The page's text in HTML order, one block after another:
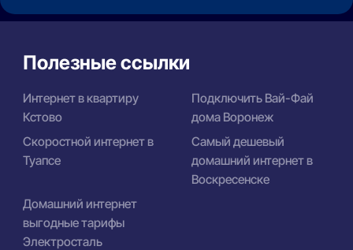
Полезные ссылки
Интернет в квартиру
Кстово
Подключить Вай-Фай
дома Воронеж
Скоростной интернет в
Туапсе
Самый дешевый
домашний интернет в
Воскресенске
Домашний интернет
выгодные тарифы
Электросталь